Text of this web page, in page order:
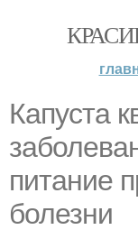
Капуста
питание
болезни